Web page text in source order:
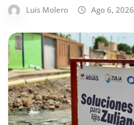
Luis Molero Ago 6, 2026